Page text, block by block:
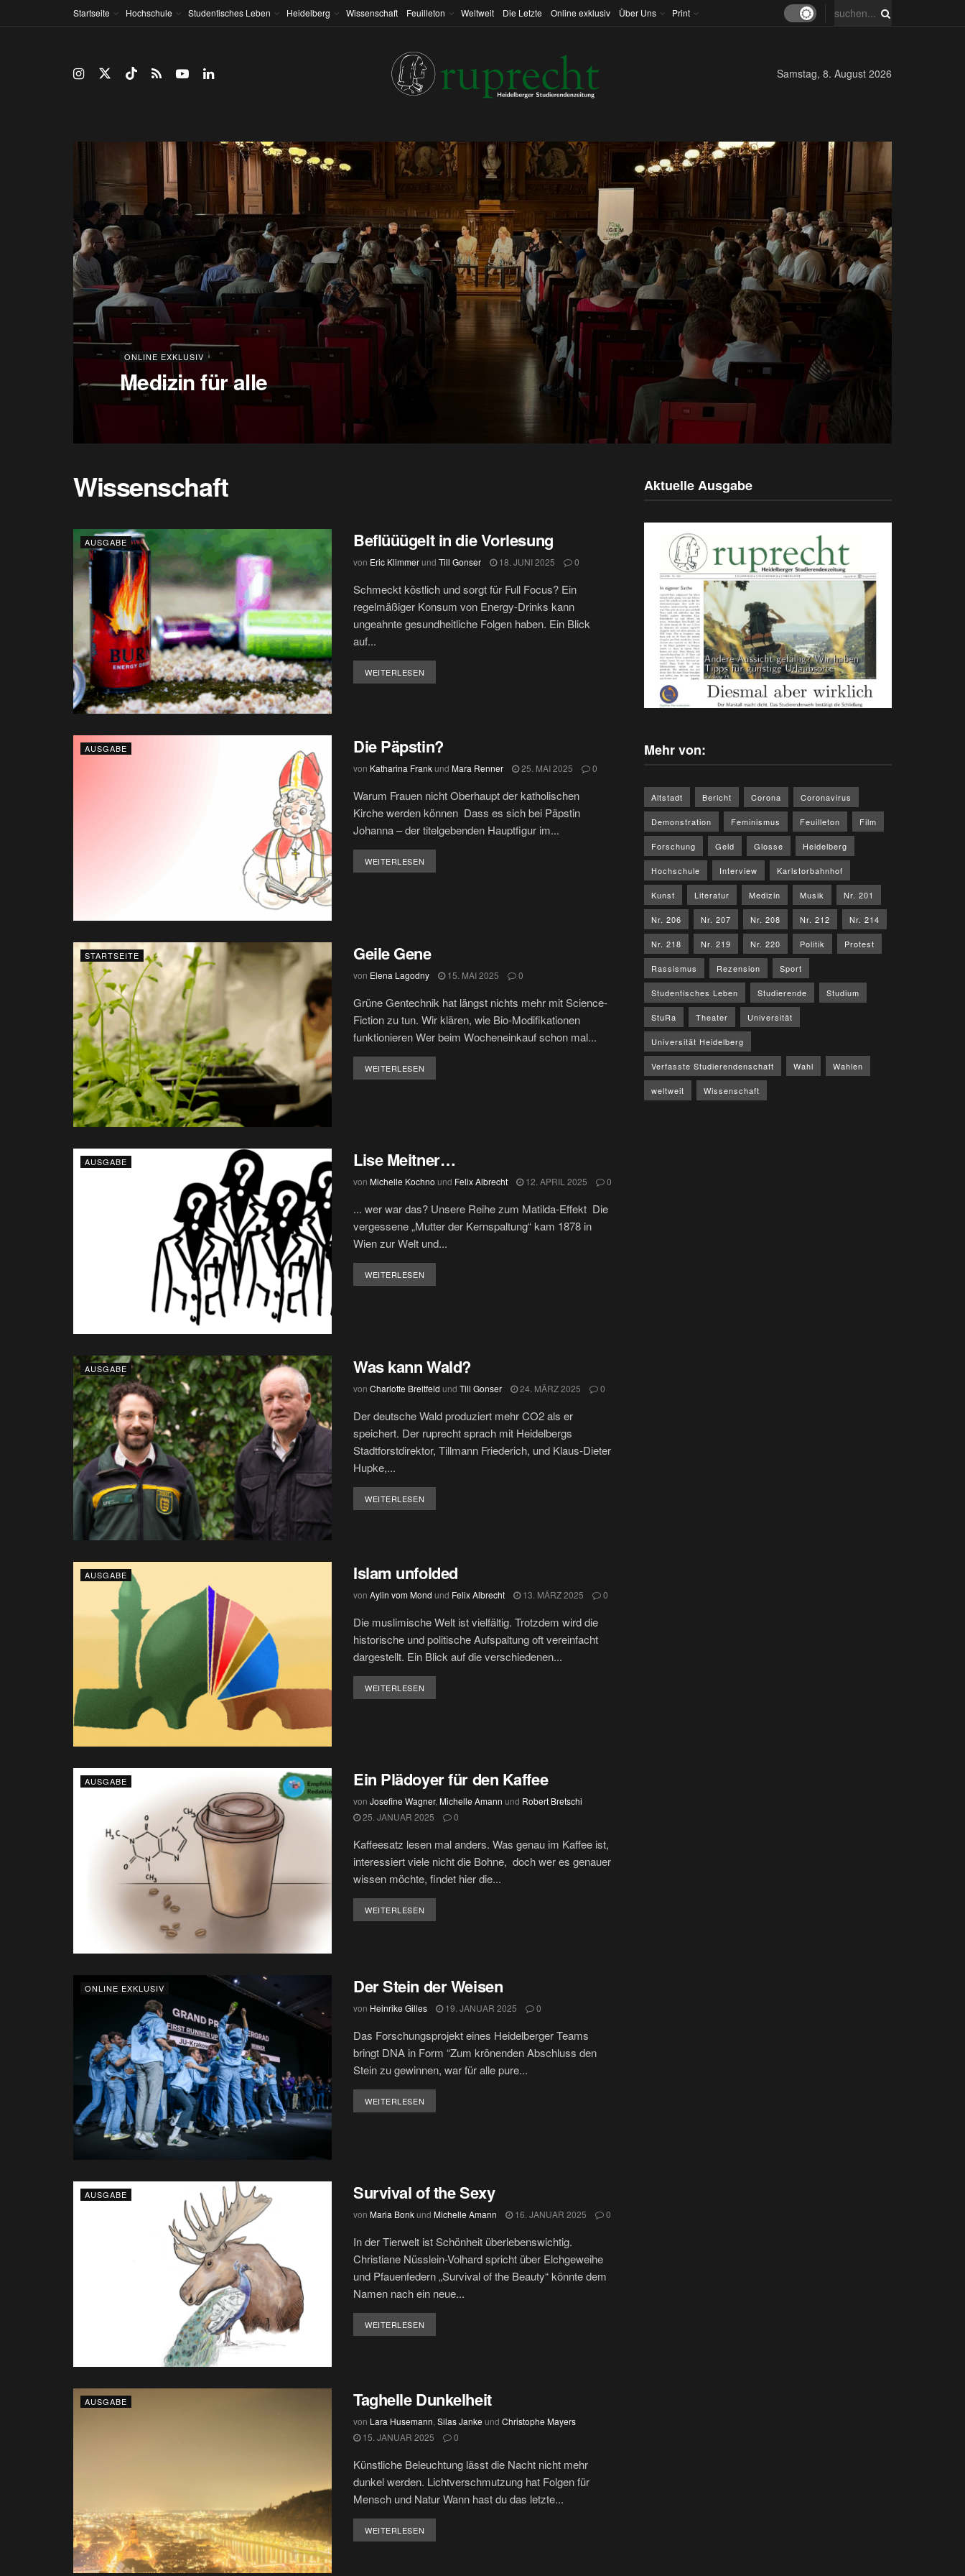
Startseite Hochschule Studentisches Leben Heidelberg Wissenschaft Feuilleton Weltweit Die Letzte Online exklusiv Über Uns Print
Samstag, 8. August 2026
ONLINE EXKLUSIV
Medizin für alle
Wissenschaft
AUSGABE Beflüüügelt in die Vorlesung
von Eric Klimmerund Till Gonser 18. JUNI 2025 0
Schmeckt köstlich und sorgt für Full Focus? Ein
regelmäßiger Konsum von Energy-Drinks kann
ungeahnte gesundheitliche Folgen haben. Ein Blick
auf...
WEITERLESEN
AUSGABE Die Päpstin?
von Katharina Frankund Mara Renner 25. MAI 2025 0
Warum Frauen nicht Oberhaupt der katholischen
Kirche werden können Dass es sich bei Päpstin
Johanna – der titelgebenden Hauptfigur im...
WEITERLESEN
STARTSEITE Geile Gene
von Elena Lagodny 15. MAI 2025 0
Grüne Gentechnik hat längst nichts mehr mit Science-
Fiction zu tun. Wir klären, wie Bio-Modifikationen
funktionieren Wer beim Wocheneinkauf schon mal...
WEITERLESEN
AUSGABE Lise Meitner…
von Michelle Kochno und Felix Albrecht 12. APRIL 2025 0
... wer war das? Unsere Reihe zum Matilda-Effekt Die
vergessene „Mutter der Kernspaltung“ kam 1878 in
Wien zur Welt und...
WEITERLESEN
AUSGABE Was kann Wald?
von Charlotte Breitfeld und Till Gonser 24. MÄRZ 2025 0
Der deutsche Wald produziert mehr CO2 als er
speichert. Der ruprecht sprach mit Heidelbergs
Stadtforstdirektor, Tillmann Friederich, und Klaus-Dieter
Hupke,...
WEITERLESEN
AUSGABE Islam unfolded
von Aylin vom Mond und Felix Albrecht 13. MÄRZ 2025 0
Die muslimische Welt ist vielfältig. Trotzdem wird die
historische und politische Aufspaltung oft vereinfacht
dargestellt. Ein Blick auf die verschiedenen...
WEITERLESEN
AUSGABE Ein Plädoyer für den Kaffee
von Josefine Wagner, Michelle Amann und Robert Bretschi
25. JANUAR 2025
0
Kaffeesatz lesen mal anders. Was genau im Kaffee ist,
interessiert viele nicht die Bohne, doch wer es genauer
wissen möchte, findet hier die...
WEITERLESEN
ONLINE EXKLUSIV Der Stein der Weisen
von Heinrike Gilles 19. JANUAR 2025 0
Das Forschungsprojekt eines Heidelberger Teams
bringt DNA in Form “Zum krönenden Abschluss den
Stein zu gewinnen, war für alle pure...
WEITERLESEN
AUSGABE Survival of the Sexy
von Maria Bonkund Michelle Amann 16. JANUAR 2025 0
In der Tierwelt ist Schönheit überlebenswichtig.
Christiane Nüsslein-Volhard spricht über Elchgeweihe
und Pfauenfedern „Survival of the Beauty“ könnte dem
Namen nach ein neue...
WEITERLESEN
AUSGABE Taghelle Dunkelheit
von Lara Husemann, Silas Janke und Christophe Mayers
15. JANUAR 2025
0
Künstliche Beleuchtung lässt die Nacht nicht mehr
dunkel werden. Lichtverschmutzung hat Folgen für
Mensch und Natur Wann hast du das letzte...
WEITERLESEN
Aktuelle Ausgabe
Mehr von:
Altstadt Bericht Corona Coronavirus
Demonstration Feminismus Feuilleton Film
Forschung Geld Glosse Heidelberg
Hochschule Interview Karlstorbahnhof
Kunst Literatur Medizin Musik Nr. 201
Nr. 206 Nr. 207 Nr. 208 Nr. 212 Nr. 214
Nr. 218 Nr. 219 Nr. 220 Politik Protest
Rassismus Rezension Sport
Studentisches Leben Studierende Studium
StuRa Theater Universität
Universität Heidelberg
Verfasste Studierendenschaft Wahl Wahlen
weltweit Wissenschaft